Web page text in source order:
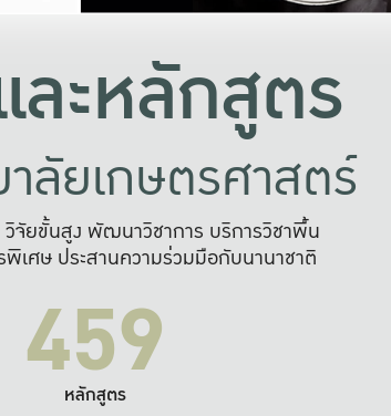
ะหลักสูตร
ลัยเกษตรศาสตร์
จัยขั้นสูง พัฒนาวิชาการ บริการวิชาพื้น
พิเศษ ประสานความร่วมมือกับนานาชาติ
459
หลักสูตร